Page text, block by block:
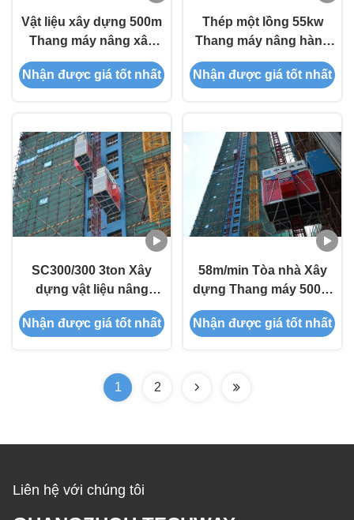
Vật liệu xây dựng 500m
Thang máy nâng xây
dựng Thang máy nâng
với điều khiển Inverter
Nhận được giá tốt nhất
Thép một lồng 55kw
Thang máy nâng hành
khách cho công trường
xây dựng SC300
Nhận được giá tốt nhất
SC300/300 3ton Xây
dựng vật liệu nâng
Q345B Thép
Nhận được giá tốt nhất
58m/min Tòa nhà Xây
dựng Thang máy 500m
Xây dựng tạm thời
Thang máy
Nhận được giá tốt nhất
1 2
Liên hệ với chúng tôi